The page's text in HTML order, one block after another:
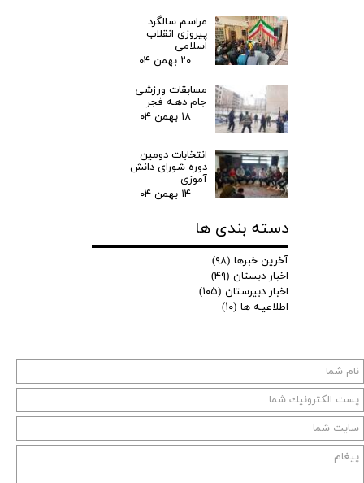
مراسم سالگرد
پیروزی انقلاب
اسلامی
۲۰ بهمن ۰۴
مسابقات ورزشی
جام دهـه فجر
۱۸ بهمن ۰۴
انتخابات دومین
دوره شورای دانش
آموزی
۱۴ بهمن ۰۴
دسته بندی ها
آخرین خبرها (۹۸)
اخبار دبستان (۴۹)
اخبار دبیرستان (۱۰۵)
اطلاعیـه ها (۱۰)